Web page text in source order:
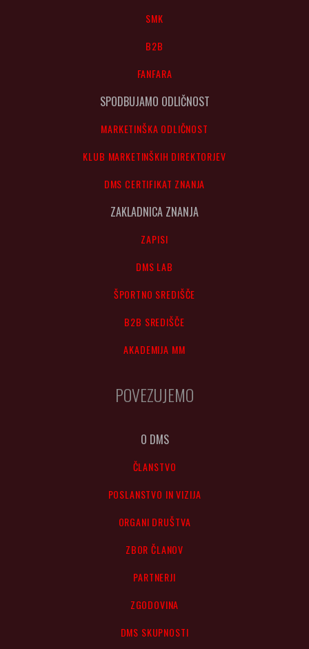
SMK
B2B
FANFARA
SPODBUJAMO ODLIČNOST
MARKETINŠKA ODLIČNOST
KLUB MARKETINŠKIH DIREKTORJEV
DMS CERTIFIKAT ZNANJA
ZAKLADNICA ZNANJA
ZAPISI
DMS LAB
ŠPORTNO SREDIŠČE
B2B SREDIŠČE
AKADEMIJA MM
POVEZUJEMO
O DMS
ČLANSTVO
POSLANSTVO IN VIZIJA
ORGANI DRUŠTVA
ZBOR ČLANOV
PARTNERJI
ZGODOVINA
DMS SKUPNOSTI